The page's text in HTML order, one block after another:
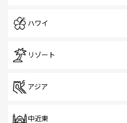
ハワイ
リゾート
アジア
中近東